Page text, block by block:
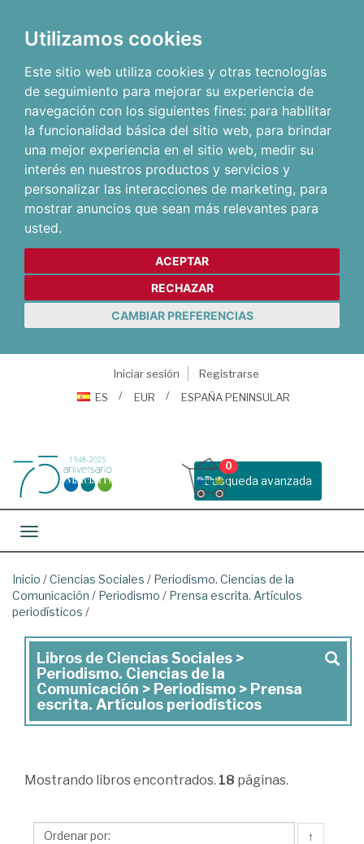
Utilizamos cookies
Este sitio web utiliza cookies y otras tecnologías
de seguimiento para mejorar su experiencia de
navegación con los siguientes fines: para habilitar
la funcionalidad básica del sitio web, para brindar
una mejor experiencia en el sitio web, medir su
interés en nuestros productos y servicios y
personalizar las interacciones de marketing, para
mostrar anuncios que sean más relevantes para
usted.
ACEPTAR
RECHAZAR
CAMBIAR PREFERENCIAS
Iniciar sesión
Registrarse
ES
EUR ESPAÑA PENINSULAR
Busqueda avanzada
0
Toggle navigation
Inicio /Ciencias Sociales / Periodismo. Ciencias de la
Comunicación / Periodismo / Prensa escrita. Artículos
periodísticos /
Libros
de
Ciencias
Periodismo.
Ciencias
Libros de Ciencias Sociales >
Periodismo. Ciencias de la
Comunicación > Periodismo > Prensa
escrita. Artículos periodísticos
Mostrando libros encontrados. 18 páginas.
↑